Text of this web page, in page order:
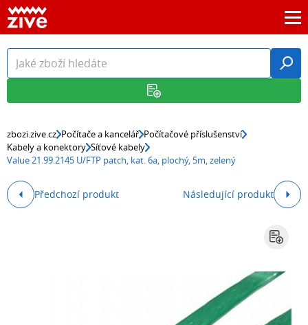
zbozi.zive.cz Počítače a kancelář Počítačové příslušenství
Kabely a konektory Síťové kabely
Value 21.99.2145 U/FTP patch, kat. 6a, plochý, 5m, zelený
Předchozí produkt Následující produkt